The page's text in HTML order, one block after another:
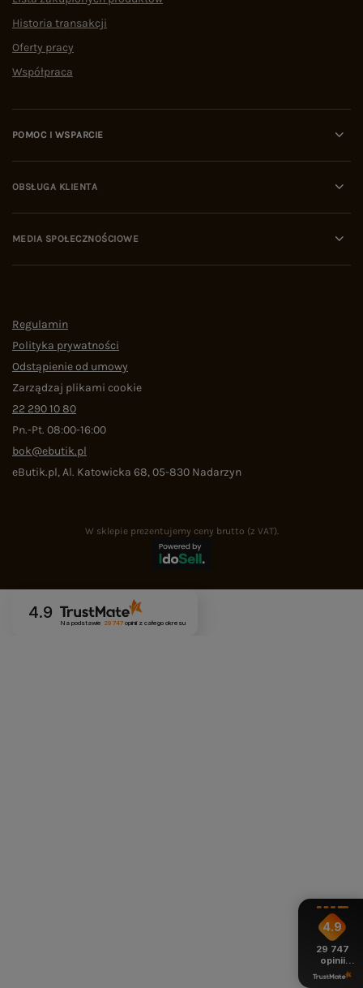
Historia transakcji
Oferty pracy
Współpraca
POMOC I WSPARCIE
OBSŁUGA KLIENTA
MEDIA SPOŁECZNOŚCIOWE
Regulamin
Polityka prywatności
Odstąpienie od umowy
Zarządzaj plikami cookie
22 290 10 80
Pn.-Pt. 08:00-16:00
bok@ebutik.pl
eButik.pl,Al. Katowicka 68,05-830 Nadarzyn
W sklepie prezentujemy ceny brutto (z VAT).
4.9
Na podstawie 29 747opinii z całego okresu
4.9
29 747
opinii
z całego